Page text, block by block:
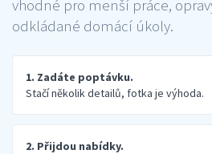
vhodné pro menší práce,
odkládané domácí úkoly.
1. Zadáte poptávku.
Stačí několik detailů, fotka je výhoda.
2. Přijdou nabídky.